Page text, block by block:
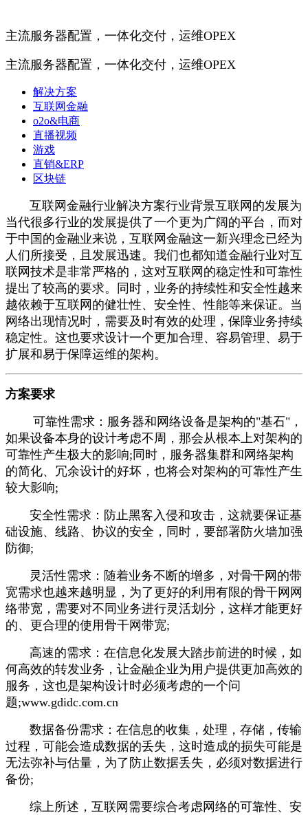
主流服务器配置，一体化交付，运维OPEX
主流服务器配置，一体化交付，运维OPEX
解决方案
互联网金融
o2o&电商
直播视频
游戏
直销&ERP
区块链
互联网金融行业解决方案行业背景互联网的发展为
当代很多行业的发展提供了一个更为广阔的平台，而对
于中国的金融业来说，互联网金融这一新兴理念已经为
人们所接受，且发展迅速。我们也都知道金融行业对互
联网技术是非常严格的，这对互联网的稳定性和可靠性
提出了较高的要求。同时，业务的持续性和安全性越来
越依赖于互联网的健壮性、安全性、性能等来保证。当
网络出现情况时，需要及时有效的处理，保障业务持续
稳定性。这也要求设计一个更加合理、容易管理、易于
扩展和易于保障运维的架构。
方案要求
可靠性需求：服务器和网络设备是架构的"基石"，
如果设备本身的设计考虑不周，那会从根本上对架构的
可靠性产生极大的影响;同时，服务器集群和网络架构
的简化、冗余设计的好坏，也将会对架构的可靠性产生
较大影响;
安全性需求：防止黑客入侵和攻击，这就要保证基
础设施、线路、协议的安全，同时，要部署防火墙加强
防御;
灵活性需求：随着业务不断的增多，对骨干网的带
宽需求也越来越明显，为了更好的利用有限的骨干网网
络带宽，需要对不同业务进行灵活划分，这样才能更好
的、更合理的使用骨干网带宽;
高速的需求：在信息化发展大踏步前进的时候，如
何高效的转发业务，让金融企业为用户提供更加高效的
服务，这也是架构设计时必须考虑的一个问
题;www.gdidc.com.cn
数据备份需求：在信息的收集，处理，存储，传输
过程，可能会造成数据的丢失，这时造成的损失可能是
无法弥补与估量，为了防止数据丢失，必须对数据进行
备份;
综上所述，互联网需要综合考虑网络的可靠性、安